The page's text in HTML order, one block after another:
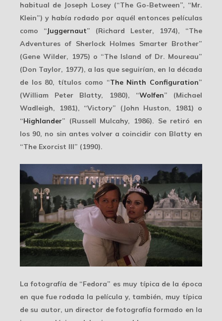
habitual de Joseph Losey(“The Go-Between”, “Mr.
Klein”) y había rodado por aquél entonces películas
como “Juggernaut” (Richard Lester, 1974), “The
Adventures of Sherlock Holmes Smarter Brother”
(Gene Wilder, 1975) o “The Island of Dr. Moureau”
(Don Taylor, 1977), a las que seguirían, en la década
de los 80, títulos como “The Ninth Configuration”
(William Peter Blatty, 1980), “Wolfen” (Michael
Wadleigh, 1981), “Victory” (John Huston, 1981) o
“Highlander” (Russell Mulcahy, 1986). Se retiró en
los 90, no sin antes volver a coincidir con Blatty en
“The Exorcist III” (1990).
La fotografía de “Fedora” es muy típica de la época
en que fue rodada la película y, también, muy típica
de su autor, un director de fotografía formado en la